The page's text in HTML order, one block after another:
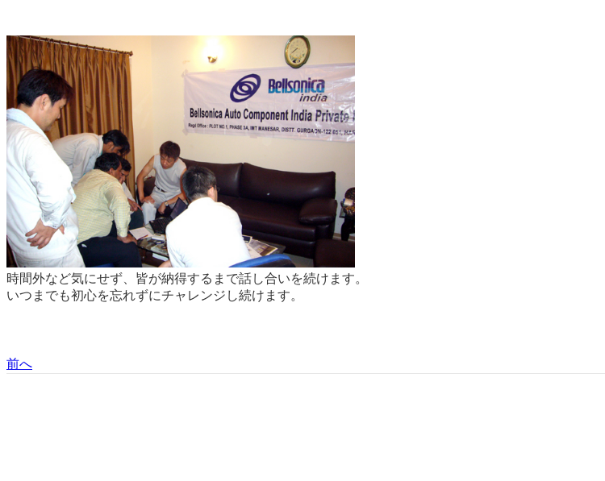
時間外など気にせず、皆が納得するまで話し合いを続けます。
いつまでも初心を忘れずにチャレンジし続けます。
前へ